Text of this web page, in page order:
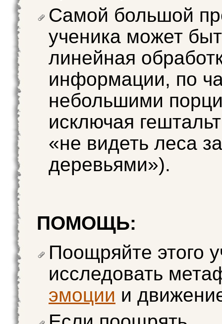
Самой большой
ученика может
линейная
информации, по
небольшими
исключая
«не видеть леса за
деревьями»).
ПОМОЩЬ:
Поощряйте этого
исследовать
эмоции и